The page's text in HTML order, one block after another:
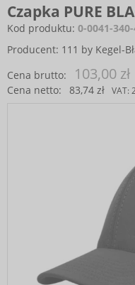
Czapka PURE
Kod produktu: 0-0041-
Producent: 111 by Kegel-
Cena brutto:
103,00 zł
Cena netto: 83,74 zł VAT: